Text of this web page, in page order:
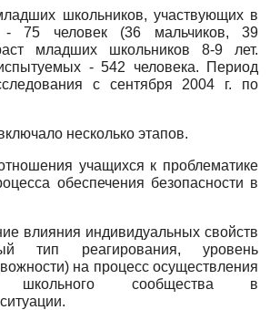
школьников, участвующих в
- 75 человек (36 мальчиков, 39
младших школьников 8-9 лет.
- 542 человека. Период
с сентября 2004 г. по
несколько этапов.
учащихся к проблематике
обеспечения безопасности в
влияния индивидуальных свойств
тип реагирования, уровень
на процесс осуществления
школьного сообщества в